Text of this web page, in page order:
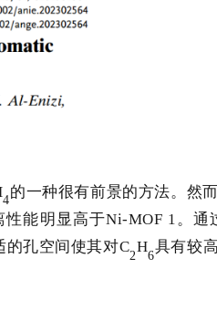
4的一种很有前景的方法。然
性能明显高于Ni-MOF 1。通
的孔空间使其对C2H6具有较